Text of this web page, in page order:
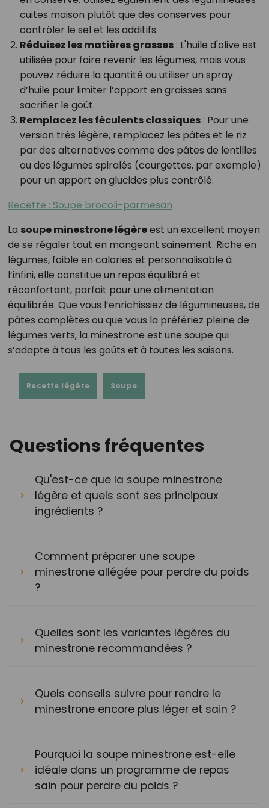
cuites maison plutôt que des conserves pour
contrôler le sel et les additifs.
Réduisez les matières grasses: L'huile d'olive est
utilisée pour faire revenir les légumes, mais vous
pouvez réduire la quantité ou utiliser un spray
d’huile pour limiter l’apport en graisses sans
sacrifier le goût.
Remplacez les féculents classiques: Pour une
version très légère, remplacez les pâtes et le riz
par des alternatives comme des pâtes de lentilles
ou des légumes spiralés (courgettes, par exemple)
pour un apport en glucides plus contrôlé.
Recette : Soupe brocoli-parmesan
La soupe minestrone légèreest un excellent moyen
de se régaler tout en mangeant sainement. Riche en
légumes, faible en calories et personnalisable à
l’infini, elle constitue un repas équilibré et
réconfortant, parfait pour une alimentation
équilibrée. Que vous l’enrichissiez de légumineuses, de
pâtes complètes ou que vous la préfériez pleine de
légumes verts, la minestrone est une soupe qui
s’adapte à tous les goûts et à toutes les saisons.
Recette légère Soupe
Questions fréquentes
Qu'est-ce que la soupe minestrone
légère et quels sont ses principaux
ingrédients ?
Comment préparer une soupe
minestrone allégée pour perdre du poids
?
Quelles sont les variantes légères du
minestrone recommandées ?
Quels conseils suivre pour rendre le
minestrone encore plus léger et sain ?
Pourquoi la soupe minestrone est-elle
idéale dans un programme de repas
sain pour perdre du poids ?